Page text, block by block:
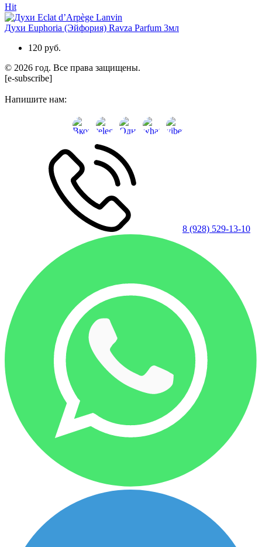
Hit
Духи Euphoria (Эйфория) Ravza Parfum 3мл
120 руб.
© 2026 год. Все права защищены.
[e-subscribe]
Напишите нам:
8 (928) 529-13-10